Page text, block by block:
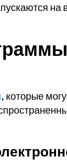
, которые